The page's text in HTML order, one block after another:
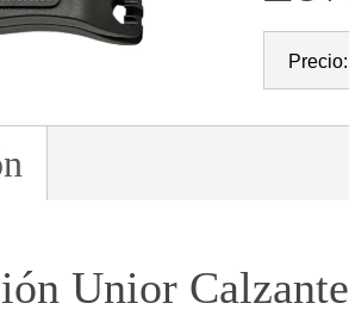
Precio:
Unior